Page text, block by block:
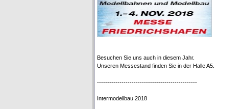
Besuchen Sie uns auch in diesem Jahr.
Unseren Messestand finden Sie in der Halle A5.
-------------------------------------------------
Intermodellbau 2018